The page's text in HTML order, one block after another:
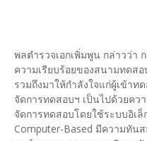
พลตำรวจเอกเพิ่มพูน กล่าวว่า
ความเรียบร้อยของสนามทดส
รวมถึงมาให้กำลังใจแก่ผู้เข้า
จัดการทดสอบฯ เป็นไปด้วยคว
จัดการทดสอบโดยใช้ระบบอิเ
Computer-Based มีความทัน